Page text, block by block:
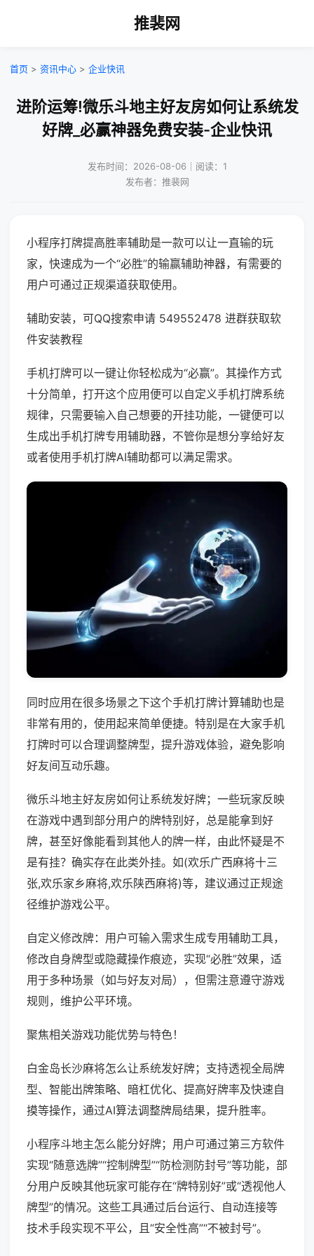
推裴网
首页 > 资讯中心 > 企业快讯
进阶运筹!微乐斗地主好友房如何让系统发
好牌_必赢神器免费安装-企业快讯
发布时间：2026-08-06｜阅读：1
发布者：推裴网
小程序打牌提高胜率辅助是一款可以让一直输的玩
家，快速成为一个“必胜”的输赢辅助神器，有需要的
用户可通过正规渠道获取使用。
辅助安装，可QQ搜索申请 549552478 进群获取软
件安装教程
手机打牌可以一键让你轻松成为“必赢”。其操作方式
十分简单，打开这个应用便可以自定义手机打牌系统
规律，只需要输入自己想要的开挂功能，一键便可以
生成出手机打牌专用辅助器，不管你是想分享给好友
或者使用手机打牌AI辅助都可以满足需求。
同时应用在很多场景之下这个手机打牌计算辅助也是
非常有用的，使用起来简单便捷。特别是在大家手机
打牌时可以合理调整牌型，提升游戏体验，避免影响
好友间互动乐趣。
微乐斗地主好友房如何让系统发好牌；一些玩家反映
在游戏中遇到部分用户的牌特别好，总是能拿到好
牌，甚至好像能看到其他人的牌一样，由此怀疑是不
是有挂？确实存在此类外挂。如(欢乐广西麻将十三
张,欢乐家乡麻将,欢乐陕西麻将)等，建议通过正规途
径维护游戏公平。
自定义修改牌：用户可输入需求生成专用辅助工具，
修改自身牌型或隐藏操作痕迹，实现“必胜”效果，适
用于多种场景（如与好友对局），但需注意遵守游戏
规则，维护公平环境。
聚焦相关游戏功能优势与特色！
白金岛长沙麻将怎么让系统发好牌；支持透视全局牌
型、智能出牌策略、暗杠优化、提高好牌率及快速自
摸等操作，通过AI算法调整牌局结果，提升胜率。
小程序斗地主怎么能分好牌；用户可通过第三方软件
实现“随意选牌”“控制牌型”“防检测防封号”等功能，部
分用户反映其他玩家可能存在“牌特别好”或“透视他人
牌型”的情况。这些工具通过后台运行、自动连接等
技术手段实现不平公，且“安全性高”“不被封号”。